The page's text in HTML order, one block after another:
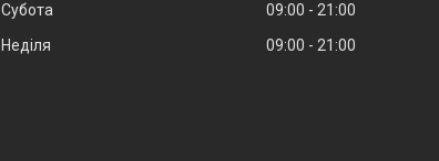
Субота
09:00
21:00
Неділя
09:00 21:00